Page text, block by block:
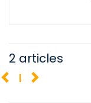
2 articles
1